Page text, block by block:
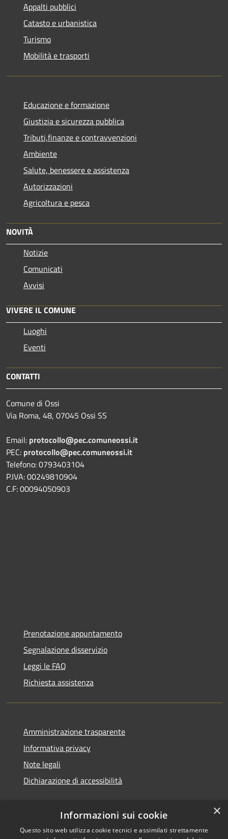
Appalti pubblici
Catasto e urbanistica
Turismo
Mobilità e trasporti
Educazione e formazione
Giustizia e sicurezza pubblica
Tributi,finanze e contravvenzioni
Ambiente
Salute, benessere e assistenza
Autorizzazioni
Agricoltura e pesca
NOVITÀ
Notizie
Comunicati
Avvisi
VIVERE IL COMUNE
Luoghi
Eventi
CONTATTI
Comune di Ossi
Via Roma, 48, 07045 Ossi SS
Email: protocollo@pec.comuneossi.it
PEC: protocollo@pec.comuneossi.it
Telefono: 0793403104
P.IVA: 00249810904
C.F: 00094050903
Prenotazione appuntamento
Segnalazione disservizio
Leggi le FAQ
Richiesta assistenza
Amministrazione trasparente
Informativa privacy
Note legali
Dichiarazione di accessibilità
×
Informazioni sui cookie
Questo sito web utilizza cookie tecnici e assimilati strettamente